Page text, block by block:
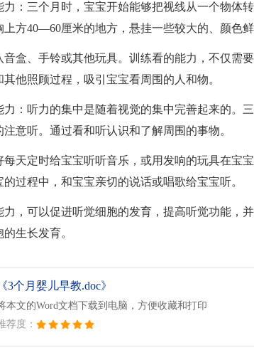
力：三个月时，宝宝开始能够把视线从一个物体
方40—60厘米的地方，悬挂一些较大的、颜色鲜
音盒、手铃或其他玩具。训练看的能力，不仅需
他照顾过程，吸引宝宝看周围的人和物。
力：听力的集中是随着视觉的集中完善起来的。
意听。通过看和听认识和了解周围的事物。
每天定时给宝宝听听音乐，或用发响的玩具在宝
过程中，和宝宝亲切的说话或唱歌给宝宝听。
力，可以促进听觉细胞的发育，提高听觉功能，
生长发育。
《3个月婴儿早教.doc》
本文的Word文档下载到电脑，方便收藏和打印
荐度：